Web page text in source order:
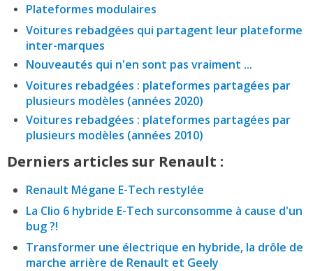
Plateformes modulaires
Voitures rebadgées qui partagent leur plateforme
inter-marques
Nouveautés qui n'en sont pas vraiment ...
Voitures rebadgées : plateformes partagées par
plusieurs modèles (années 2020)
Voitures rebadgées : plateformes partagées par
plusieurs modèles (années 2010)
Derniers articles sur Renault :
Renault Mégane E-Tech restylée
La Clio 6 hybride E-Tech surconsomme à cause d'un
bug ?!
Transformer une électrique en hybride, la drôle de
marche arrière de Renault et Geely